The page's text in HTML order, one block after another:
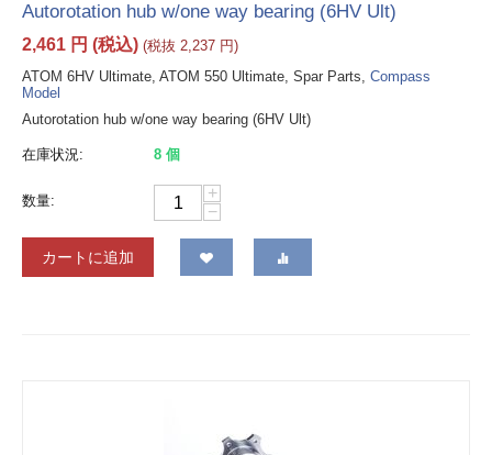
Autorotation hub w/one way bearing (6HV Ult)
2,461 円 (税込) (税抜 2,237 円)
ATOM 6HV Ultimate, ATOM 550 Ultimate, Spar Parts, Compass
Model
Autorotation hub w/one way bearing (6HV Ult)
在庫状況: 8 個
数量:
+
−
カートに追加